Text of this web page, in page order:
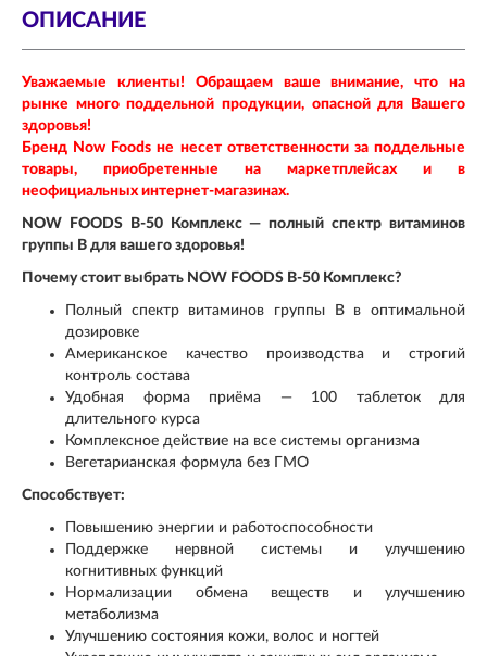
ОПИСАНИЕ
Уважаемые клиенты! Обращаем ваше внимание, что на
рынке много поддельной продукции, опасной для Вашего
здоровья!
Бренд Now Foods не несет ответственности за поддельные
товары, приобретенные на маркетплейсах и в
неофициальных интернет-магазинах.
NOW FOODS В-50 Комплекс — полный спектр витаминов
группы В для вашего здоровья!
Почему стоит выбрать NOW FOODS В-50 Комплекс?
Полный спектр витаминов группы В в оптимальной
дозировке
Американское качество производства и строгий
контроль состава
Удобная форма приёма — 100 таблеток для
длительного курса
Комплексное действие на все системы организма
Вегетарианская формула без ГМО
Способствует:
Повышению энергии и работоспособности
Поддержке нервной системы и улучшению
когнитивных функций
Нормализации обмена веществ и улучшению
метаболизма
Улучшению состояния кожи, волос и ногтей